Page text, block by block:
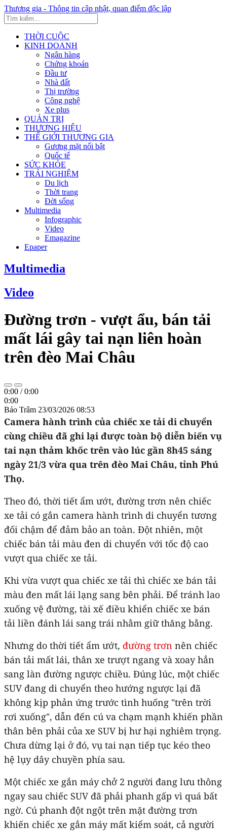
Thương gia - Thông tin cập nhật, quan điểm độc lập
THỜI CUỘC
KINH DOANH
Ngân hàng
Chứng khoán
Đầu tư
Nhà đất
Thị trường
Công nghệ
Xe plus
QUẢN TRỊ
THƯƠNG HIỆU
THẾ GIỚI THƯƠNG GIA
Gương mặt nổi bật
Quốc tế
SỨC KHỎE
TRẢI NGHIỆM
Du lịch
Thời trang
Đời sống
Multimedia
Infographic
Video
Emagazine
Epaper
Multimedia
Video
Đường trơn - vượt ẩu, bán tải
mất lái gây tai nạn liên hoàn
trên đèo Mai Châu
0:00 /0:00
0:00
Bảo Trâm 23/03/2026 08:53
Camera hành trình của chiếc xe tải di chuyển
cùng chiều đã ghi lại được toàn bộ diễn biến vụ
tai nạn thảm khốc trên vào lúc gần 8h45 sáng
ngày 21/3 vừa qua trên đèo Mai Châu, tỉnh Phú
Thọ.
Theo đó, thời tiết ẩm ướt, đường trơn nên chiếc
xe tải có gắn camera hành trình di chuyển tương
đối chậm để đảm bảo an toàn. Đột nhiên, một
chiếc bán tải màu đen di chuyển với tốc độ cao
vượt qua chiếc xe tải.
Khi vừa vượt qua chiếc xe tải thì chiếc xe bán tải
màu đen mất lái lạng sang bên phải. Để tránh lao
xuống vệ đường, tài xế điều khiển chiếc xe bán
tải liền đánh lái sang trái nhằm giữ thăng bằng.
Nhưng do thời tiết ẩm ướt, đường trơn nên chiếc
bán tải mất lái, thân xe trượt ngang và xoay hẳn
sang làn đường ngược chiều. Đúng lúc, một chiếc
SUV đang di chuyển theo hướng ngược lại đã
không kịp phản ứng trước tình huống "trên trời
rơi xuống", dẫn đến cú va chạm mạnh khiến phần
thân bên phải của xe SUV bị hư hại nghiêm trọng.
Chưa dừng lại ở đó, vụ tai nạn tiếp tục kéo theo
hệ lụy dây chuyền phía sau.
Một chiếc xe gắn máy chở 2 người đang lưu thông
ngay sau chiếc SUV đã phải phanh gấp vì quá bất
ngờ. Cú phanh đột ngột trên mặt đường trơn
khiến chiếc xe gắn máy mất kiểm soát, cả người